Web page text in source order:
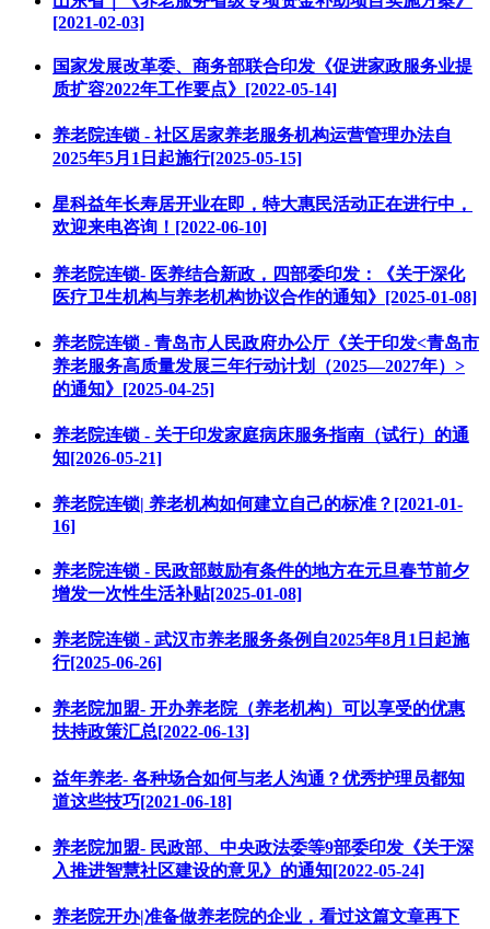
[2021-02-03]
国家发展改革委、商务部联合印发《促进家政服务业提
质扩容2022年工作要点》[2022-05-14]
养老院连锁 - 社区居家养老服务机构运营管理办法自
2025年5月1日起施行[2025-05-15]
星科益年长寿居开业在即，特大惠民活动正在进行中，
欢迎来电咨询！[2022-06-10]
养老院连锁- 医养结合新政，四部委印发：《关于深化
医疗卫生机构与养老机构协议合作的通知》[2025-01-08]
养老院连锁 - 青岛市人民政府办公厅《关于印发<青岛市
养老服务高质量发展三年行动计划（2025—2027年）>
的通知》[2025-04-25]
养老院连锁 - 关于印发家庭病床服务指南（试行）的通
知[2026-05-21]
养老院连锁| 养老机构如何建立自己的标准？[2021-01-
16]
养老院连锁 - 民政部鼓励有条件的地方在元旦春节前夕
增发一次性生活补贴[2025-01-08]
养老院连锁 - 武汉市养老服务条例自2025年8月1日起施
行[2025-06-26]
养老院加盟- 开办养老院（养老机构）可以享受的优惠
扶持政策汇总[2022-06-13]
益年养老- 各种场合如何与老人沟通？优秀护理员都知
道这些技巧[2021-06-18]
养老院加盟- 民政部、中央政法委等9部委印发《关于深
入推进智慧社区建设的意见》的通知[2022-05-24]
养老院开办|准备做养老院的企业，看过这篇文章再下